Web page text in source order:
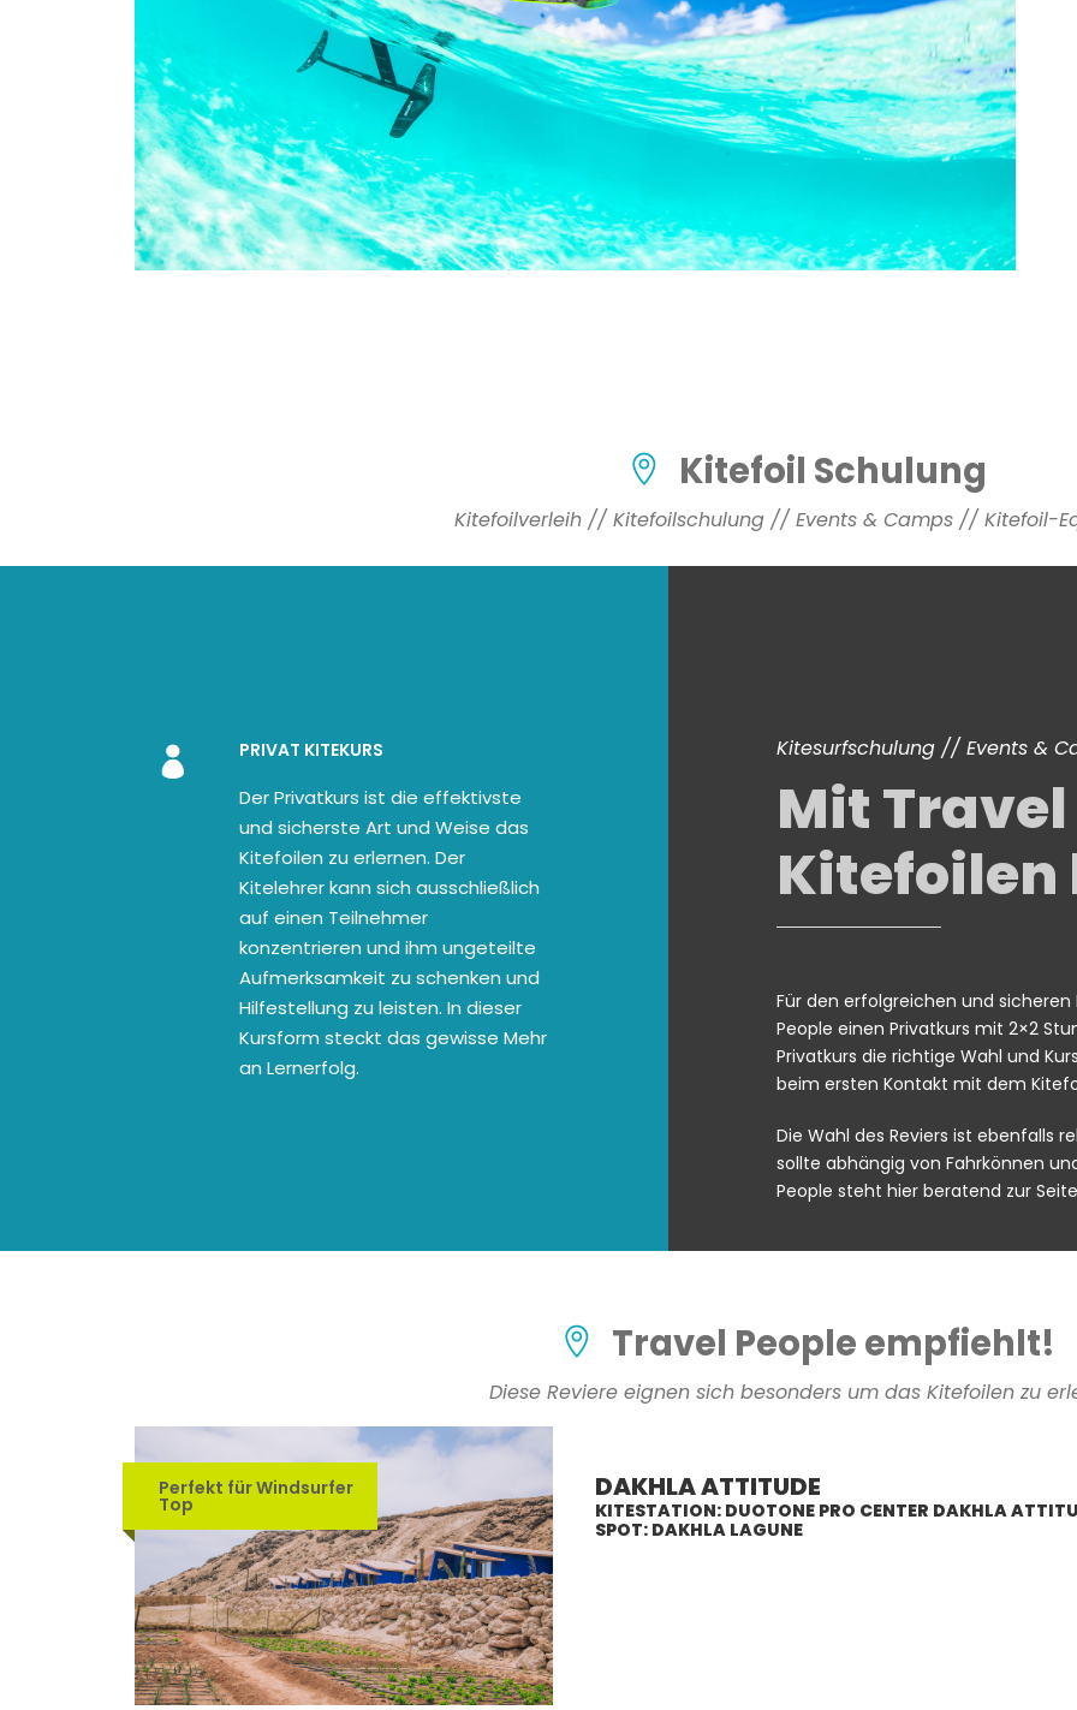
Kitefoil Schulung
Kitefoilverleih // Kitefoilschulung // Events & Camps // Kitefoil-
PRIVAT KITEKURS
Der Privatkurs ist die effektivste
und sicherste Art und Weise das
Kitefoilen zu erlernen. Der
Kitelehrer kann sich ausschließlich
auf einen Teilnehmer
konzentrieren und ihm ungeteilte
Aufmerksamkeit zu schenken und
Hilfestellung zu leisten. In dieser
Kursform steckt das gewisse Mehr
an Lernerfolg.
Kitesurfschulung // Events &
Mit
Kitefoilen
Für den erfolgreichen und
People einen Privatkurs mit 2×2
Privatkurs die richtige Wahl und
beim ersten Kontakt mit dem
Die Wahl des Reviers ist ebenfalls
sollte abhängig von Fahrkönnen
People steht hier beratend zur
Travel People empfiehlt!
Diese Reviere eignen sich besonders um das Kitefoilen zu
Perfekt für Windsurfer
Top
DAKHLA ATTITUDE
KITESTATION: DUOTONE PRO CENTER DAKHLA
SPOT: DAKHLA LAGUNE